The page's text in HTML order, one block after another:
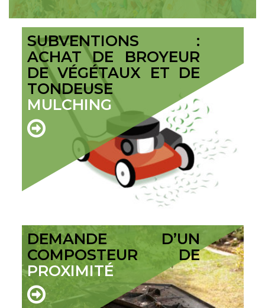
SUBVENTIONS :
ACHAT DE BROYEUR
DE VÉGÉTAUX ET DE
TONDEUSE
MULCHING
DEMANDE D’UN
COMPOSTEUR DE
PROXIMITÉ